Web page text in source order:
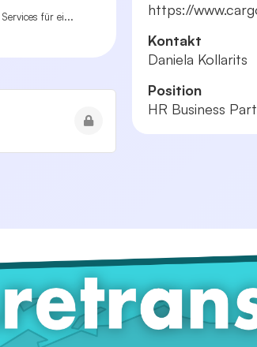
für ei...
https://
Kontakt
Daniela Kollarits
Position
HR Business